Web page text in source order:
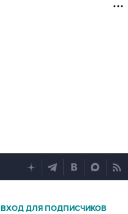
ВХОД ДЛЯ ПОДПИСЧИКОВ